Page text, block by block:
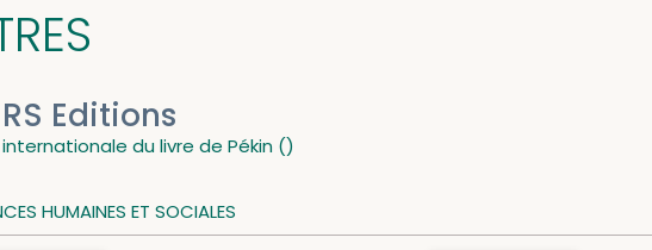
Editions
internationale du livre de Pékin ()
HUMAINES ET SOCIALES